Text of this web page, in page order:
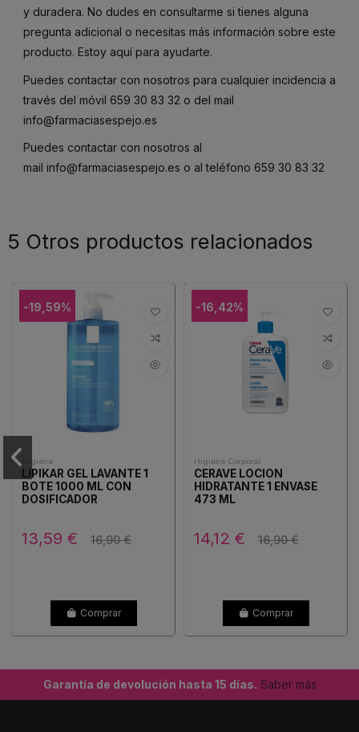
y duradera. No dudes en consultarme si tienes alguna
pregunta adicional o necesitas más información sobre este
producto. Estoy aquí para ayudarte.
Puedes contactar con nosotros para cualquier incidencia a
través del móvil 659 30 83 32 o del mail
info@farmaciasespejo.es
Puedes contactar con nosotros al
mail info@farmaciasespejo.es o al teléfono 659 30 83 32
5 Otros productos relacionados
-19,59%
Higiene
LIPIKAR GEL LAVANTE 1
BOTE 1000 ML CON
DOSIFICADOR
13,59 € 16,90 €
Comprar
-16,42%
Higiene Corporal
CERAVE LOCION
HIDRATANTE 1 ENVASE
473 ML
14,12 € 16,90 €
Comprar
Garantía de devolución hasta 15 días. Saber más